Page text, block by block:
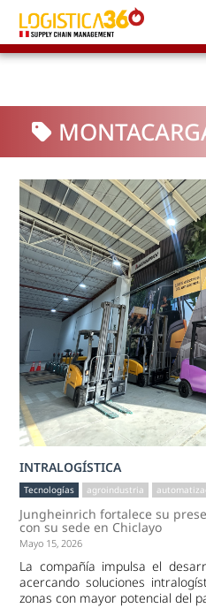
INTRALOGÍSTICA
Tecnologías agroindustria
Jungheinrich fortalece su
con su sede en Chiclayo
Mayo 15, 2026
La compañía impulsa el
acercando soluciones
zonas con mayor potencial del